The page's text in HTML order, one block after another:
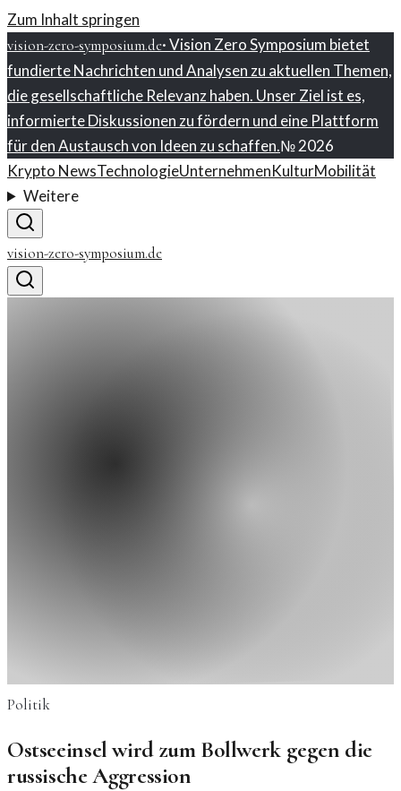
Zum Inhalt springen
vision-zero-symposium.de·Vision Zero Symposium bietet
fundierte Nachrichten und Analysen zu aktuellen Themen,
die gesellschaftliche Relevanz haben. Unser Ziel ist es,
informierte Diskussionen zu fördern und eine Plattform
für den Austausch von Ideen zu schaffen.№2026
Krypto NewsTechnologieUnternehmenKulturMobilität
Weitere
vision-zero-symposium.de
Politik
Ostseeinsel wird zum Bollwerk gegen die
russische Aggression